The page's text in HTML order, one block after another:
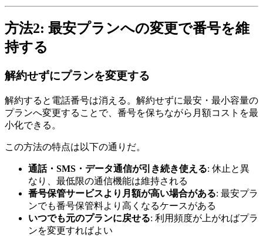
方法2: 最安プランへの変更で番号を維
持する
解約せずにプランを変更する
解約すると電話番号は消える。解約せずに最安・最小容量の
プランへ変更することで、番号を保ちながら月額コストを最
小化できる。
この方法の特点は以下の通りだ。
通話・SMS・データ通信が引き続き使える: 休止と異
なり、最低限の通信機能は維持される
番号保管サービスより月額が高い場合がある: 最安プラ
ンでも番号保管料より高くなるケースがある
いつでも元のプランに戻せる: 利用頻度が上がればプラ
ンを変更すればよい